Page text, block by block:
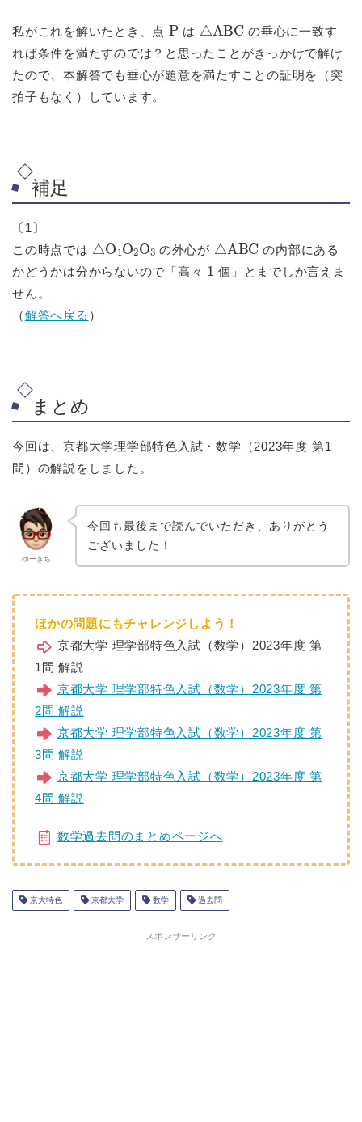
私がこれを解いたとき、点 P は △ ABC の垂心に一致す
れば条件を満たすのでは？と思ったことがきっかけで解け
たので、本解答でも垂心が題意を満たすことの証明を（突
拍子もなく）しています。
補足
〔1〕
この時点では
△O 1O 2 の外心が △ ABC の内部にある
かどうかは分からないので「高々 1 個」とまでしか言えま
せん。
（解答へ戻る ）
まとめ
今回は、京都大学理学部特色入試・数学（2023年度 第1
問）の解説をしました。
ゆーきち
今回も最後まで読んでいただき、ありがとう
ございました！
ほかの問題にもチャレンジしよう！
京都大学 理学部特色入試（数学）2023年度 第
1問 解説
京都大学 理学部特色入試（数学）2023年度 第
2問 解説
京都大学 理学部特色入試（数学）2023年度 第
3問 解説
京都大学 理学部特色入試（数学）2023年度 第
4問 解説
数学過去問のまとめページへ
京大特色 京都大学 数学 過去問
スポンサーリンク